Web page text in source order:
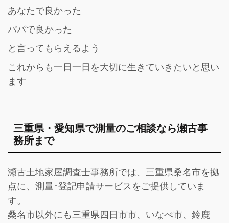
あなたで良かった
パパで良かった
と言ってもらえるよう
これからも一日一日を大切に生きていきたいと思い
ます
三重県・愛知県で測量のご相談なら瀬古事
務所まで
瀬古土地家屋調査士事務所では、三重県桑名市を拠
点に、測量･登記申請サービスをご提供していま
す。
桑名市以外にも三重県四日市市、いなべ市、鈴鹿